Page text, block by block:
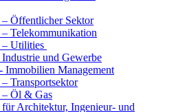
Öffentlicher Sektor
Telekommunikation
Utilities
und Gewerbe
Immobilien Management
Transportsektor
Öl & Gas
Architektur, Ingenieur- und